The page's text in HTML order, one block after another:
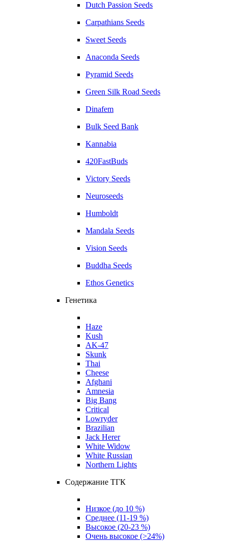
Dutch Passion Seeds
Carpathians Seeds
Sweet Seeds
Anaconda Seeds
Pyramid Seeds
Green Silk Road Seeds
Dinafem
Bulk Seed Bank
Kannabia
420FastBuds
Victory Seeds
Neuroseeds
Humboldt
Mandala Seeds
Vision Seeds
Buddha Seeds
Ethos Genetics
Генетика
Haze
Kush
AK-47
Skunk
Thai
Cheese
Afghani
Amnesia
Big Bang
Critical
Lowryder
Brazilian
Jack Herer
White Widow
White Russian
Northern Lights
Содержание ТГК
Низкое (до 10 %)
Среднее (11-19 %)
Высокое (20-23 %)
Очень высокое (>24%)